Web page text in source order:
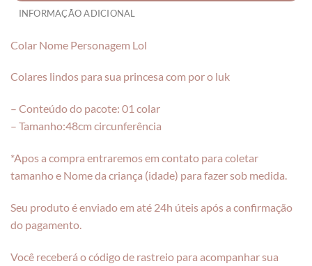
INFORMAÇÃO ADICIONAL
Colar Nome Personagem Lol
Colares lindos para sua princesa com por o luk
– Conteúdo do pacote: 01 colar
– Tamanho:48cm circunferência
*Apos a compra entraremos em contato para coletar
tamanho e Nome da criança (idade) para fazer sob medida.
Seu produto é enviado em até 24h úteis após a confirmação
do pagamento.
Você receberá o código de rastreio para acompanhar sua